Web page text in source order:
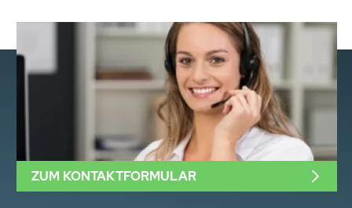
ZUM KONTAKTFORMULAR